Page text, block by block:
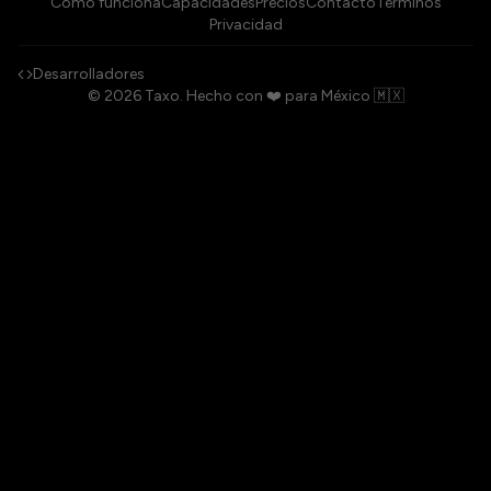
Privacidad
Desarrolladores
© 2026Taxo. Hecho con ❤️ para México 🇲🇽